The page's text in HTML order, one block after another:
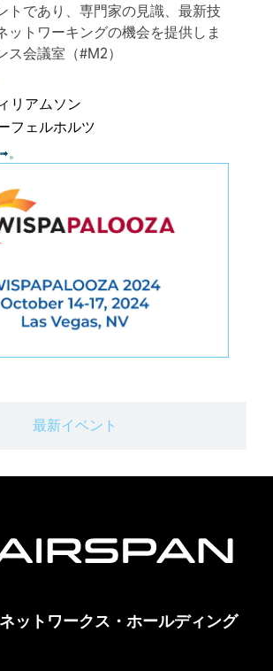
最新イベント
トであり、専門家の見識、最新技
ットワーキングの機会を提供しま
ス会議室（#M2）
リアムソン
フェルホルツ
ットワークス・ホールディング